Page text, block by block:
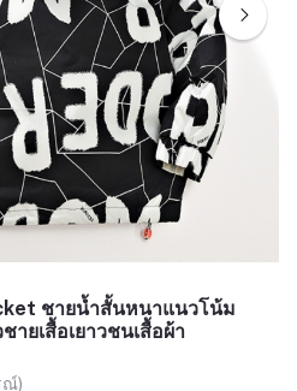
ชายน้ำสั้นหนาแนวโน้ม
ยเสื้อเยาวชนเสื้อผ้า
ณ์)